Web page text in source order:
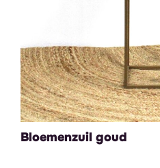
Bloemenzuil goud